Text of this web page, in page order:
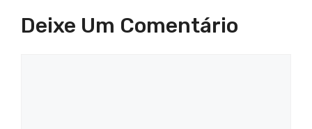
Deixe Um Comentário